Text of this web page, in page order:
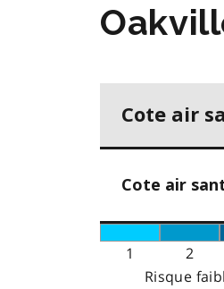
Cote air
Cote air
1 2
Risque